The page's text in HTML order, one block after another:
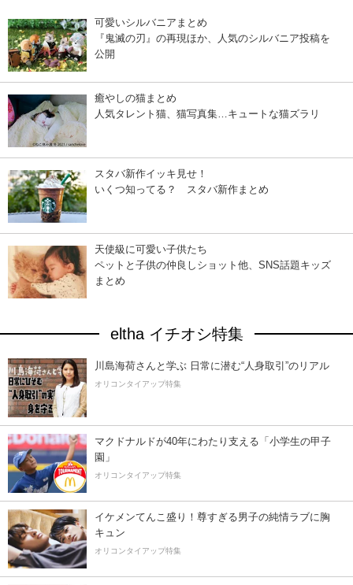
可愛いシルバニアまとめ
『鬼滅の刃』の再現ほか、人気のシルバニア投稿を
公開
癒やしの猫まとめ
人気タレント猫、猫写真集…キュートな猫ズラリ
スタバ新作イッキ見せ！
いくつ知ってる？ スタバ新作まとめ
天使級に可愛い子供たち
ペットと子供の仲良しショット他、SNS話題キッズ
まとめ
eltha イチオシ特集
川島海荷さんと学ぶ 日常に潜む“人身取引”のリアル
オリコンタイアップ特集
マクドナルドが40年にわたり支える「小学生の甲子
園」
オリコンタイアップ特集
イケメンてんこ盛り！尊すぎる男子の純情ラブに胸
キュン
オリコンタイアップ特集